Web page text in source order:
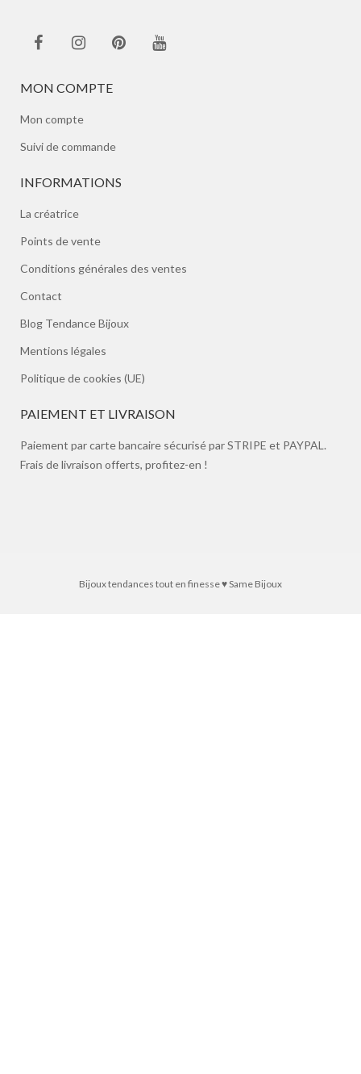
MON COMPTE
Mon compte
Suivi de commande
INFORMATIONS
La créatrice
Points de vente
Conditions générales des ventes
Contact
Blog Tendance Bijoux
Mentions légales
Politique de cookies (UE)
PAIEMENT ET LIVRAISON
Paiement par carte bancaire sécurisé par STRIPE et PAYPAL.
Frais de livraison offerts, profitez-en !
Bijoux tendances tout en finesse ♥ Same Bijoux